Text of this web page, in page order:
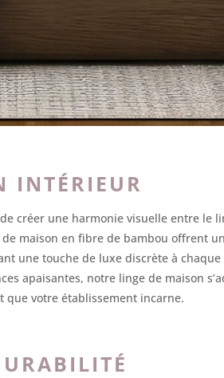
INTÉRIEUR
créer une harmonie visuelle entre le
maison en fibre de bambou offrent
une touche de luxe discrète à chaque
apaisantes, notre linge de maison
que votre établissement incarne.